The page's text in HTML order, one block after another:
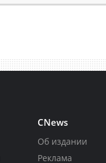
CNews
Об издании
Реклама